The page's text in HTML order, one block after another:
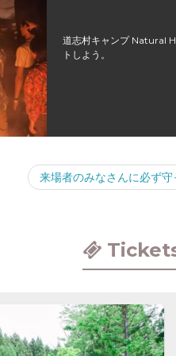
道志村キャンプ Natural
トしよう。
来場者のみなさんに必ず